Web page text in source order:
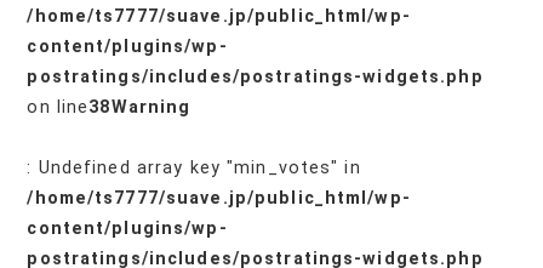
/home/ts7777/suave.jp/public_html/wp-
content/plugins/wp-
postratings/includes/postratings-widgets.php
on line38Warning
: Undefined array key "min_votes" in
/home/ts7777/suave.jp/public_html/wp-
content/plugins/wp-
postratings/includes/postratings-widgets.php